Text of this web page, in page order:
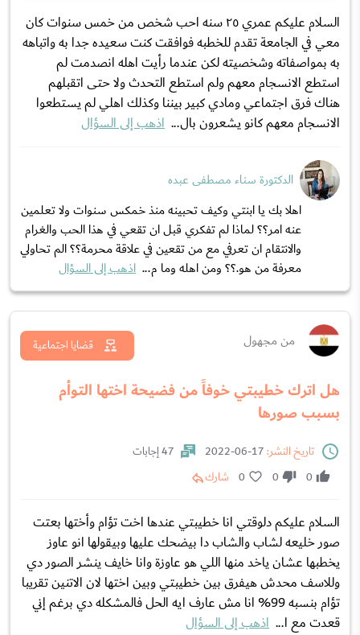
السلام عليكم عمري ٢٥ سنه احب شخص من خمس سنوات كان
معي في الجامعة تقدم للخطبه فوافقت كنت سعيده جدا به واتباهه
به بمواصفاته وشخصيته لكن عندما رأيت اهله انصدمت لم
استطع الانسجام معهم ولم استطع التحدث ولا حتى اتقبلهم
هناك فرق اجتماعي ومادي كبير بيننا وكذلك اهلي لم يستطعوا
الانسجام معهم كانو يشعرون بال... اذهب إلى السؤال
الدكتورة سناء مصطفى عبده
اهلا بك يا ابنتي وكيف تحبينه منذ خمكس سنوات ولا تعلمين
عنه امر؟؟ لماذا لم تفكري قبل ان تقعي في هذا الحب والغرام
والانتقام ان تعرفي مع من تقعين في علاقة محرمة؟؟ الم تحاولي
معرفة من هو.؟؟ ومن اهله وما م... اذهب إلى السؤال
من مجهول
هل اترك خطيبتي خوفاً من فضيحة اختها التوأم
بسبب صورها
قضايا اجتماعية
تاريخ النشر:
47 إجابات
0
0
0 شارك
السلام عليكم دلوقتي انا خطيبتي عندها اخت تؤام وأختها بعتت
صور خليعه لشاب والشاب دا بيضحك عليها وبيقولها انو عاوز
يخطبها عشان ياخد منها اللي هو عاوزة وانا خايف ينشر الصور دي
وللاسف محدش هيفرق بين خطيبتي وبين اختها لان الاتنين تقريبا
تؤام بنسبه 99% انا مش عارف ايه الحل فالمشكله دي برغم إني
قعدت مع ا... اذهب إلى السؤال